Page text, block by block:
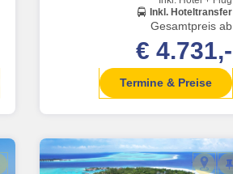
Inkl. Hoteltransfer
Gesamtpreis ab
€ 4.731,-
Termine & Preise